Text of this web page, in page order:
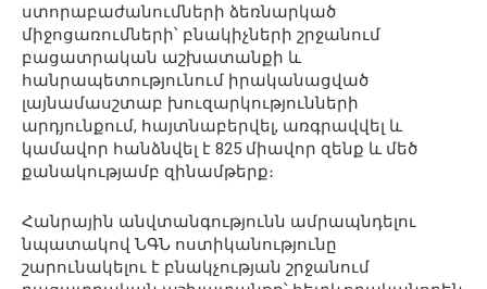
ստորաբաժանումների ձեռնարկած
միջոցառումների՝ բնակիչների շրջանում
բացատրական աշխատանքի և
հանրապետությունում իրականացված
լայնամասշտաբ խուզարկությունների
արդյունքում, հայտնաբերվել, առգրավվել և
կամավոր հանձնվել է 825 միավոր զենք և մեծ
քանակությամբ զինամթերք։
Հանրային անվտանգությունն ամրապնդելու
նպատակով ՆԳՆ ոստիկանությունը
շարունակելու է բնակչության շրջանում